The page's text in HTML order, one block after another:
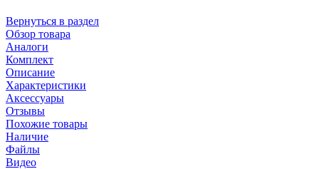
Вернуться в раздел
Обзор товара
Аналоги
Комплект
Описание
Характеристики
Аксессуары
Отзывы
Похожие товары
Наличие
Файлы
Видео